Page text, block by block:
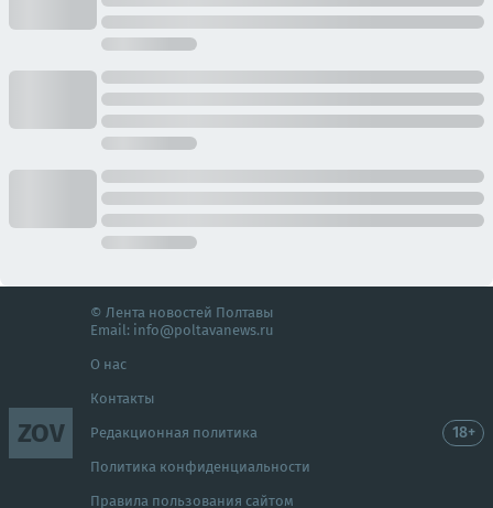
ZOV
© Лента новостей Полтавы
Email: info@poltavanews.ru
О нас
Контакты
Редакционная политика
Политика конфиденциальности
Правила пользования сайтом
18+